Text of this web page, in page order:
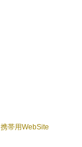
携帯用WebSite